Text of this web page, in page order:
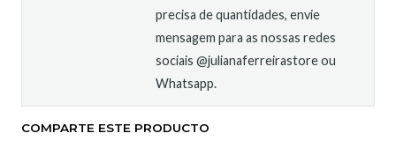
precisa de quantidades, envie
mensagem para as nossas redes
sociais @julianaferreirastore ou
Whatsapp.
COMPARTE ESTE PRODUCTO